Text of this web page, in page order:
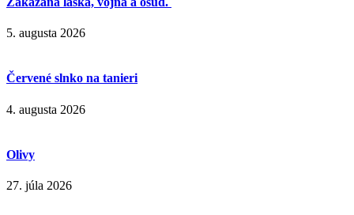
5. augusta 2026
Červené slnko na tanieri
4. augusta 2026
Olivy
27. júla 2026